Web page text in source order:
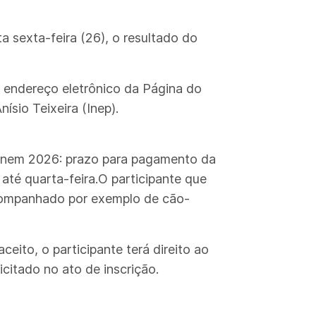
sexta-feira (26), o resultado do
eletrônico da Página do
Teixeira (Inep).
2026: prazo para pagamento da
quarta-feira.O participante que
por exemplo de cão-
o participante terá direito ao
no ato de inscrição.